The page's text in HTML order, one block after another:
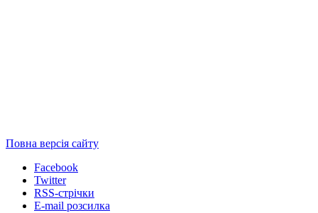
Повна версія сайту
Facebook
Twitter
RSS-стрічки
E-mail розсилка